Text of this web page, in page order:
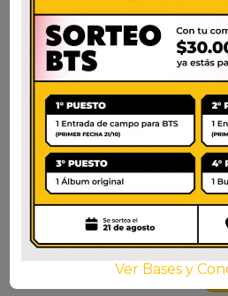
PALITOS DE BAMBU
POR 100 UNID.
EN
$
Ver Bases y